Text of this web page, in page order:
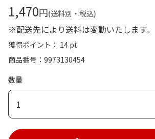
1,470円(送料別・税込)
※配送先により送料は変動いたします。
獲得ポイント： 14 pt
商品番号
9973130454
数量
1